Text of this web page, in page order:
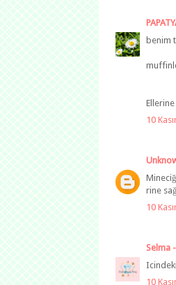
benim
Ellerine
10
rine
10
Selma
10